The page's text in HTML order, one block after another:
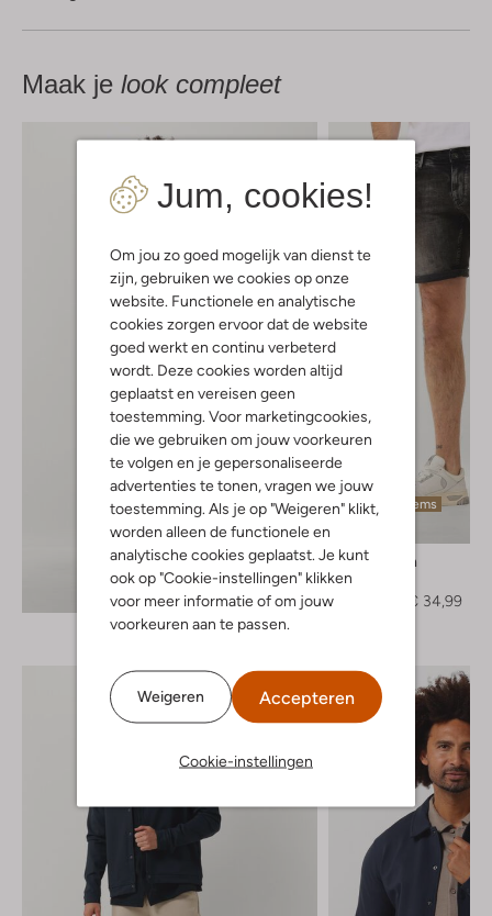
Jum, cookies!
Om jou zo goed mogelijk van dienst te
zijn, gebruiken we cookies op onze
website. Functionele en analytische
cookies zorgen ervoor dat de website
goed werkt en continu verbeterd
wordt. Deze cookies worden altijd
geplaatst en vereisen geen
toestemming. Voor marketingcookies,
die we gebruiken om jouw voorkeuren
te volgen en je gepersonaliseerde
advertenties te tonen, vragen we jouw
toestemming. Als je op "Weigeren" klikt,
worden alleen de functionele en
analytische cookies geplaatst. Je kunt
ook op "Cookie-instellingen" klikken
voor meer informatie of om jouw
voorkeuren aan te passen.
Weigeren Accepteren
Cookie-instellingen
Maak je look compleet
Ontdek de look
Laatste items
Pure Path
Short
€ 34,99